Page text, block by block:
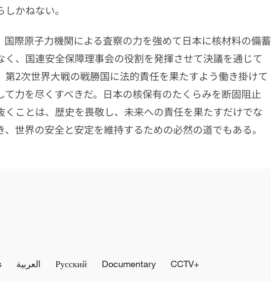
かねない。
際原子力機関による査察の力を強めて日本に核材料の備蓄
く、国連安全保障理事会の役割を発揮させて決議を通じて
第2次世界大戦の戦勝国に法的責任を果たすよう働き掛けて
力を尽くすべきだ。日本の核保有のたくらみを断固阻止
くことは、歴史を畏敬し、未来への責任を果たすだけでな
世界の安全と安定を維持するための必然の道でもある。
العربية Русский Documentary CCTV+